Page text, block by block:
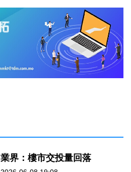
業界：樓市交投量回落